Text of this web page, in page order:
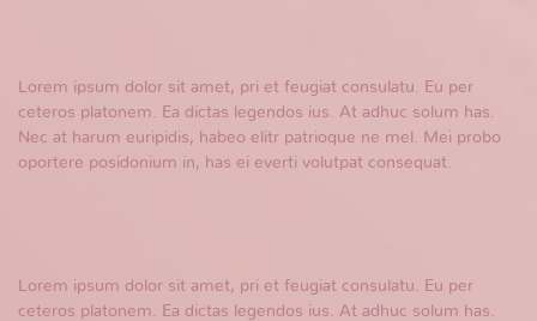
Lorem ipsum dolor sit amet, pri et feugiat consulatu. Eu per
ceteros platonem. Ea dictas legendos ius. At adhuc solum has.
Nec at harum euripidis, habeo elitr patrioque ne mel. Mei probo
oportere posidonium in, has ei everti volutpat consequat.
Lorem ipsum dolor sit amet, pri et feugiat consulatu. Eu per
ceteros platonem. Ea dictas legendos ius. At adhuc solum has.